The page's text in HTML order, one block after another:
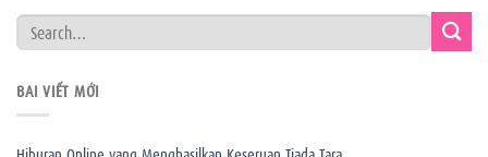
BÀI VIẾT MỚI
Hiburan Online yang Menghasilkan Keseruan Tiada Tara